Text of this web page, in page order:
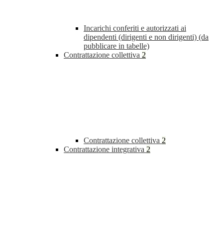
Incarichi conferiti e autorizzati ai
dipendenti (dirigenti e non dirigenti) (da
pubblicare in tabelle)
Contrattazione collettiva 2
Contrattazione collettiva 2
Contrattazione integrativa 2